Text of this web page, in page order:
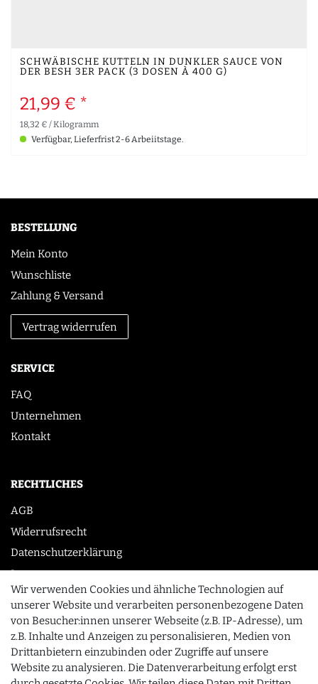
SCHWÄBISCHE KUTTELN IN DUNKLER SAUCE VON
DER BESH 3ER PACK (3 DOSEN À 400 G)
21,99 € *
18,32 € / Kilogramm
Verfügbar, Lieferfrist 2-6 Arbeiitstage.
BESTELLUNG
Mein Konto
Wunschliste
Zahlung & Versand
Vertrag widerrufen
SERVICE
FAQ
Unternehmen
Kontakt
RECHTLICHES
AGB
Widerrufsrecht
Datenschutzerklärung
Impressum
KONTAKT
0355 /28913232
info@gourmeo24.com
Wir verwenden Cookies und ähnliche Technologien auf
unserer Website und verarbeiten personenbezogene Daten
von Besucher:innen unserer Webseite (z.B. IP-Adresse), um
z.B. Inhalte und Anzeigen zu personalisieren, Medien von
Drittanbietern einzubinden oder Zugriffe auf unsere
Website zu analysieren. Die Datenverarbeitung erfolgt erst